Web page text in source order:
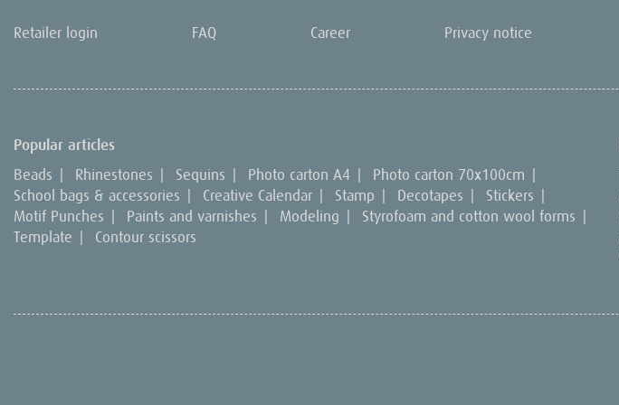
Retailer login FAQ Career Privacy notice
Popular articles
Beads Rhinestones Sequins Photo carton A4 Photo carton 70x100cm
School bags & accessories
Creative Calendar Stamp Decotapes Stickers
Motif Punches
Paints and varnishes Modeling Styrofoam and cotton wool forms
Template
Contour scissors